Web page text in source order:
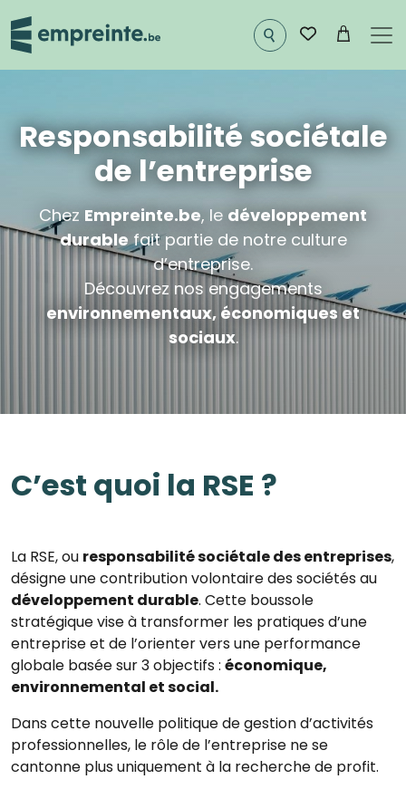
Responsabilité sociétale
de l’entreprise
Chez Empreinte.be, le développement
durablefait partie de notre culture
d’entreprise.
Découvrez nos engagements
environnementaux, économiques et
sociaux.
C’est quoi la RSE ?
La RSE, ou responsabilité sociétale des entreprises,
désigne une contribution volontaire des sociétés au
développement durable. Cette boussole
stratégique vise à transformer les pratiques d’une
entreprise et de l’orienter vers une performance
globale basée sur 3 objectifs : économique,
environnemental et social.
Dans cette nouvelle politique de gestion d’activités
professionnelles, le rôle de l’entreprise ne se
cantonne plus uniquement à la recherche de profit.